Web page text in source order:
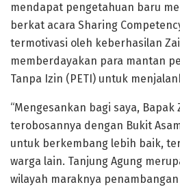
mendapat pengetahuan baru
berkat acara Sharing
termotivasi oleh keberhasilan
memberdayakan para mantan
Tanpa Izin (PETI) untuk
“Mengesankan bagi saya, Bapak
terobosannya dengan Bukit
untuk berkembang lebih baik,
warga lain. Tanjung Agung
wilayah maraknya